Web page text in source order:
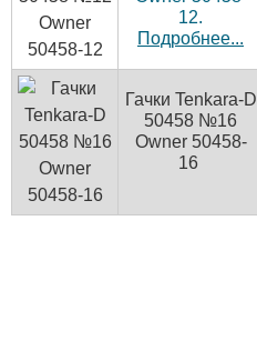
12.
Подробнее...
Гачки Tenkara-D
50458 №16
Owner 50458-
16